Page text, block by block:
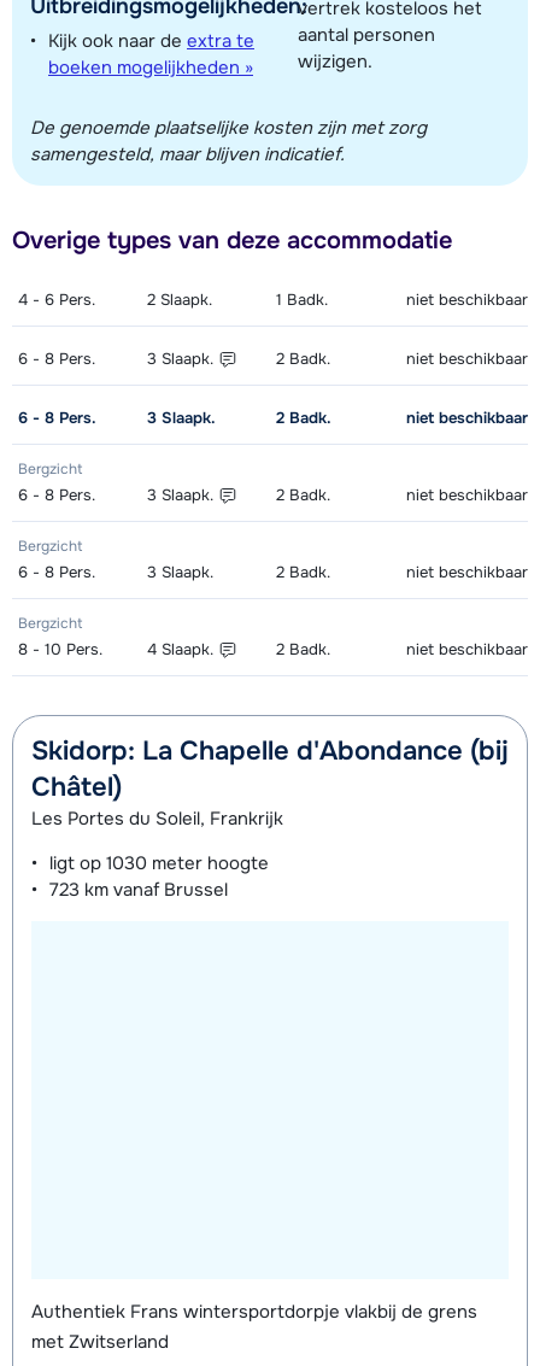
Uitbreidingsmogelijkheden:
Kijk ook naar de extra te
boeken mogelijkheden »
vertrek kosteloos het
aantal personen
wijzigen.
De genoemde plaatselijke kosten zijn met zorg
samengesteld, maar blijven indicatief.
Overige types van deze accommodatie
4 - 6 Pers. 2 Slaapk. 1 Badk. niet beschikbaar
6 - 8 Pers. 3 Slaapk. 2 Badk. niet beschikbaar
6 - 8 Pers. 3 Slaapk. 2 Badk. niet beschikbaar
Bergzicht
6 - 8 Pers. 3 Slaapk. 2 Badk. niet beschikbaar
Bergzicht
6 - 8 Pers. 3 Slaapk. 2 Badk. niet beschikbaar
Bergzicht
8 - 10 Pers. 4 Slaapk. 2 Badk. niet beschikbaar
Skidorp: La Chapelle d'Abondance (bij
Châtel)
Les Portes du Soleil, Frankrijk
ligt op 1030 meter hoogte
723 km vanaf Brussel
Authentiek Frans wintersportdorpje vlakbij de grens
met Zwitserland